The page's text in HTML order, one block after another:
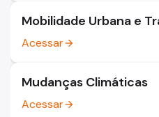
Mobilidade Urbana e
Acessararrow_forward
Mudanças Climáticas
Acessararrow_forward